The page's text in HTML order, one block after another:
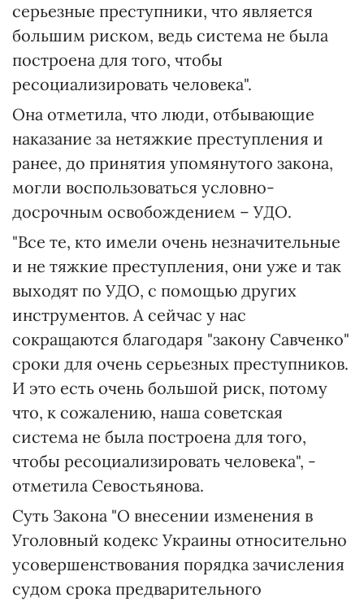
серьезные преступники, что является
большим риском, ведь система не была
построена для того, чтобы
ресоциализировать человека".
Она отметила, что люди, отбывающие
наказание за нетяжкие преступления и
ранее, до принятия упомянутого закона,
могли воспользоваться условно-
досрочным освобождением – УДО.
"Все те, кто имели очень незначительные
и не тяжкие преступления, они уже и так
выходят по УДО, с помощью других
инструментов. А сейчас у нас
сокращаются благодаря "закону Савченко"
сроки для очень серьезных преступников.
И это есть очень большой риск, потому
что, к сожалению, наша советская
система не была построена для того,
чтобы ресоциализировать человека", -
отметила Севостьянова.
Суть Закона "О внесении изменения в
Уголовный кодекс Украины относительно
усовершенствования порядка зачисления
судом срока предварительного